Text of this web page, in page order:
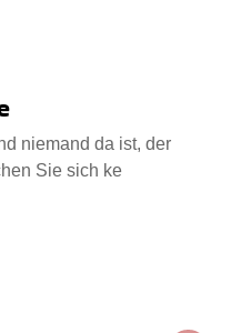
niemand da ist, der
Sie sich ke